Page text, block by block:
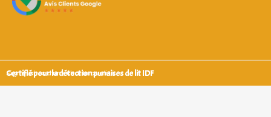
Certifié pour la détection punaises de lit IDF
Signataires d’une charte qualité